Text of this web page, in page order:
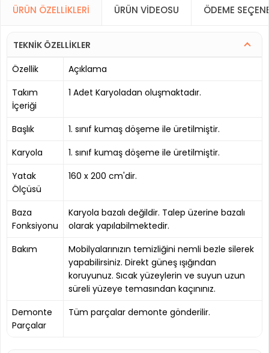
ÜRÜN ÖZELLIKLERI ÜRÜN VIDEOSU ÖDEME
TEKNİK ÖZELLİKLER
Özellik
Açıklama
Takım
İçeriği
1 Adet Karyoladan oluşmaktadır.
Başlık
1. sınıf kumaş döşeme ile üretilmiştir.
Karyola
1. sınıf kumaş döşeme ile üretilmiştir.
Yatak
Ölçüsü
160 x 200 cm'dir.
Baza
Fonksiyonu
Karyola bazalı değildir. Talep üzerine bazalı
olarak yapılabilmektedir.
Bakım
Mobilyalarınızın temizliğini nemli bezle silerek
yapabilirsiniz. Direkt güneş ışığından
koruyunuz. Sıcak yüzeylerin ve suyun uzun
süreli yüzeye temasından kaçınınız.
Demonte
Parçalar
Tüm parçalar demonte gönderilir.